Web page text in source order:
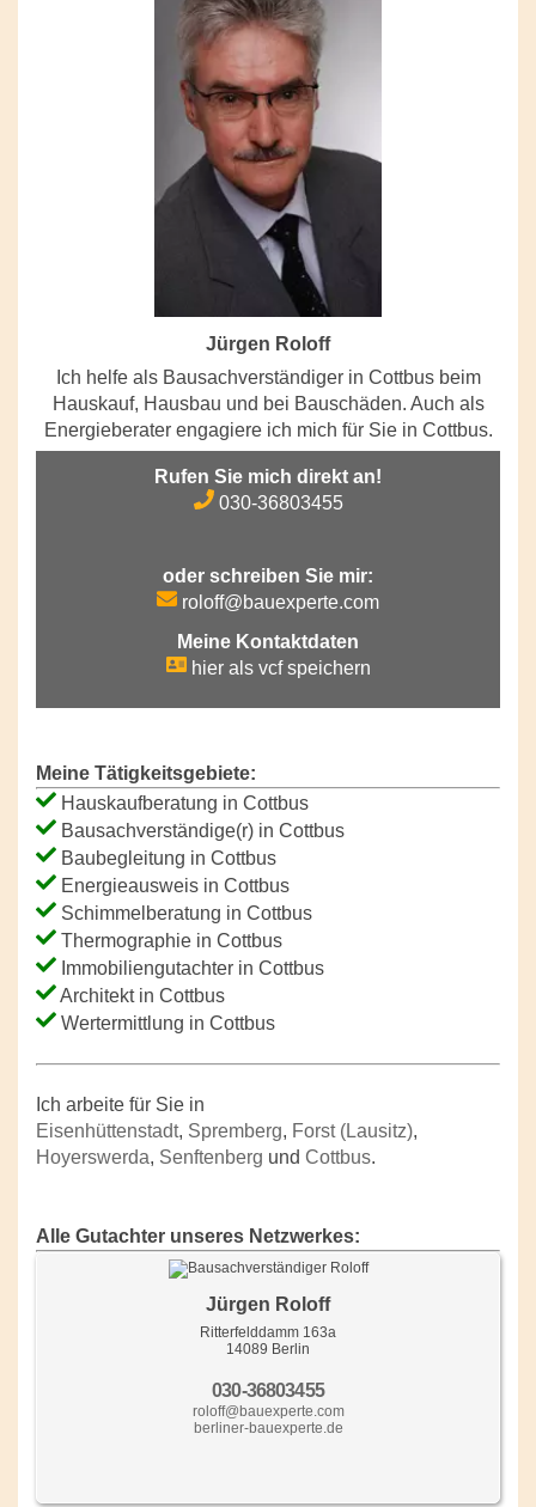
Jürgen Roloff
Ich helfe als Bausachverständiger in Cottbus beim
Hauskauf, Hausbau und bei Bauschäden. Auch als
Energieberater engagiere ich mich für Sie in Cottbus.
Rufen Sie mich direkt an!
030-36803455
oder schreiben Sie mir:
roloff@bauexperte.com
Meine Kontaktdaten
hier als vcf speichern
Meine Tätigkeitsgebiete:
Hauskaufberatung in Cottbus
Bausachverständige(r) in Cottbus
Baubegleitung in Cottbus
Energieausweis in Cottbus
Schimmelberatung in Cottbus
Thermographie in Cottbus
Immobiliengutachter in Cottbus
Architekt in Cottbus
Wertermittlung in Cottbus
Ich arbeite für Sie in
Eisenhüttenstadt, Spremberg, Forst (Lausitz),
Hoyerswerda, Senftenberg und Cottbus.
Alle Gutachter unseres Netzwerkes:
Jürgen Roloff
Ritterfelddamm 163a
14089 Berlin
030-36803455
roloff@bauexperte.com
berliner-bauexperte.de